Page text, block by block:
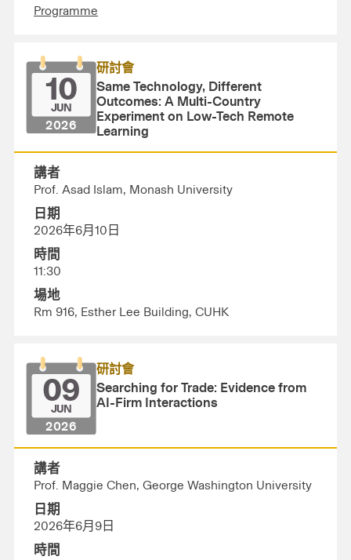
Programme
10
JUN
2026
研討會
Same Technology, Different
Outcomes: A Multi-Country
Experiment on Low-Tech Remote
Learning
講者
Prof. Asad Islam, Monash University
日期
2026年6月10日
時間
11:30
場地
Rm 916, Esther Lee Building, CUHK
09
JUN
2026
研討會
Searching for Trade: Evidence from
AI-Firm Interactions
講者
Prof. Maggie Chen, George Washington University
日期
2026年6月9日
時間